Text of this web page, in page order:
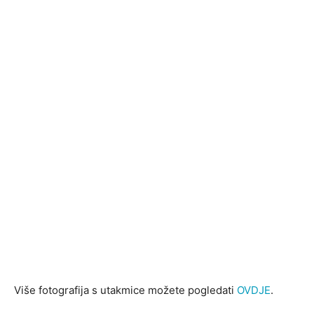
Više fotografija s utakmice možete pogledati OVDJE.